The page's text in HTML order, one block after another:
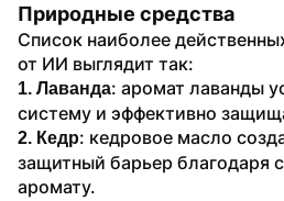
Природные средства
Список наиболее
от ИИ выглядит так:
1. Лаванда: аромат лаванды
систему и эффективно
2. Кедр: кедровое масло
защитный барьер благодаря
аромату.